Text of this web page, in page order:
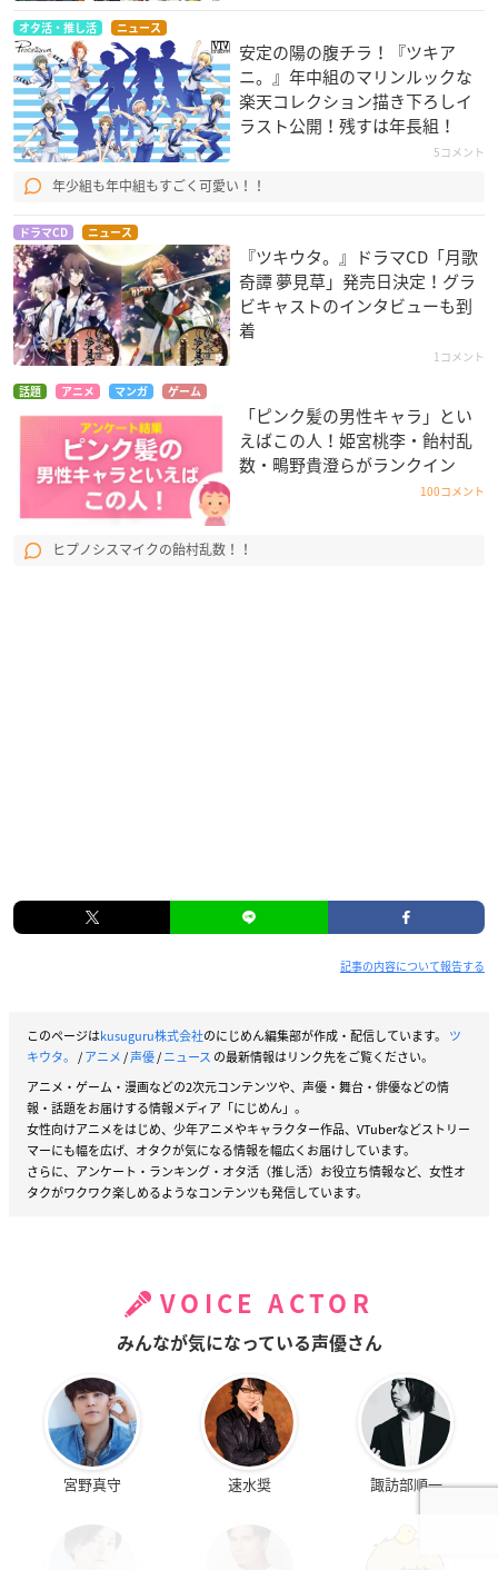
オタ活・推し活 ニュース
安定の陽の腹チラ！『ツキア
ニ。』年中組のマリンルックな
楽天コレクション描き下ろしイ
ラスト公開！残すは年長組！
5コメント
年少組も年中組もすごく可愛い！！
ドラマCD ニュース
『ツキウタ。』ドラマCD「月歌
奇譚 夢見草」発売日決定！グラ
ビキャストのインタビューも到
着
1コメント
話題 アニメ マンガ ゲーム
「ピンク髪の男性キャラ」とい
えばこの人！姫宮桃李・飴村乱
数・鴫野貴澄らがランクイン
100コメント
ヒプノシスマイクの飴村乱数！！
記事の内容について報告する
このページはkusuguru株式会社のにじめん編集部が作成・配信しています。 ツ
キウタ。 /アニメ/声優/ニュース の最新情報はリンク先をご覧ください。
アニメ・ゲーム・漫画などの2次元コンテンツや、声優・舞台・俳優などの情
報・話題をお届けする情報メディア「にじめん」。
女性向けアニメをはじめ、少年アニメやキャラクター作品、VTuberなどストリー
マーにも幅を広げ、オタクが気になる情報を幅広くお届けしています。
さらに、アンケート・ランキング・オタ活（推し活）お役立ち情報など、女性オ
タクがワクワク楽しめるようなコンテンツも発信しています。
VOICE ACTOR
みんなが気になっている声優さん
宮野真守 速水奨 諏訪部順一